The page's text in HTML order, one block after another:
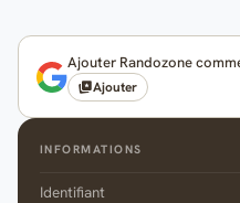
Ajouter Randozone
Ajouter
INFORMATIONS
Identifiant